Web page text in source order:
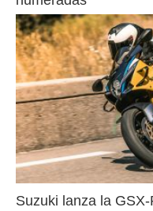
Suzuki lanza la